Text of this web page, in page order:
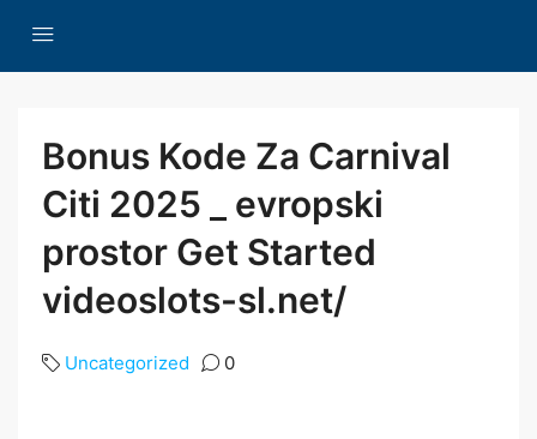
Bonus Kode Za Carnival
Citi 2025 _ evropski
prostor Get Started
videoslots-sl.net/
Uncategorized 0